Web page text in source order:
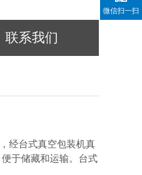
联系我们
经台式真空包装机真
于储藏和运输。台式
微信扫一扫